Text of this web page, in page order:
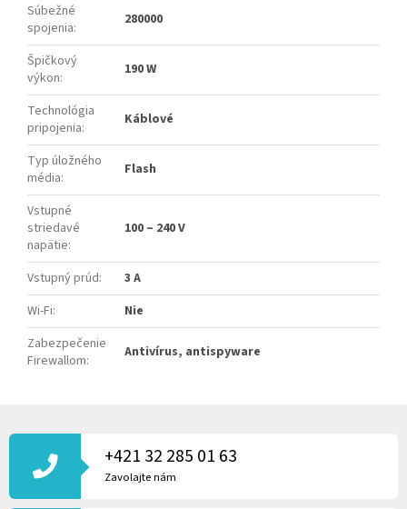
Súbežné
spojenia: 280000
Špičkový
výkon: 190 W
Technológia
pripojenia: Káblové
Typ úložného
média: Flash
Vstupné
striedavé
napätie:
100 – 240 V
Vstupný prúd:
3 A
Wi-Fi:
Nie
Zabezpečenie
Firewallom: Antivírus, antispyware
Á
T
+421 32 285 01 63
Zavolajte nám